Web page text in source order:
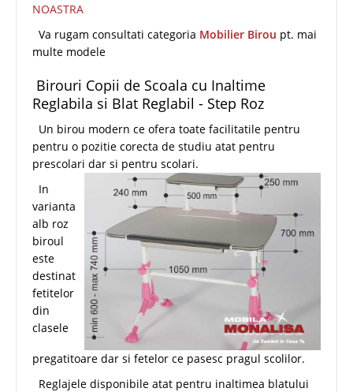
NOASTRA
Va rugam consultati categoria Mobilier Birou pt. mai
multe modele
Birouri Copii de Scoala cu Inaltime
Reglabila si Blat Reglabil - Step Roz
Un birou modern ce ofera toate facilitatile pentru
pentru o pozitie corecta de studiu atat pentru
prescolari dar si pentru scolari.
In
varianta
alb roz
biroul
este
destinat
fetitelor
din
clasele
pregatitoare dar si fetelor ce pasesc pragul scolilor.
Reglajele disponibile atat pentru inaltimea blatului